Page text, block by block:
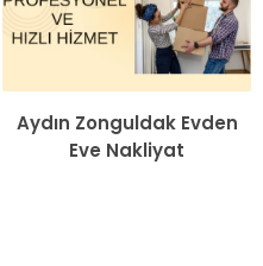
Aydın Zonguldak Evden
Eve Nakliyat